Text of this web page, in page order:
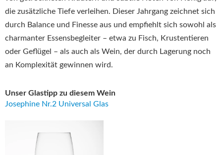
die zusätzliche Tiefe verleihen. Dieser Jahrgang zeichnet sich
durch Balance und Finesse aus und empfiehlt sich sowohl als
charmanter Essensbegleiter – etwa zu Fisch, Krustentieren
oder Geflügel – als auch als Wein, der durch Lagerung noch
an Komplexität gewinnen wird.
Unser Glastipp zu diesem Wein
Josephine Nr.2 Universal Glas